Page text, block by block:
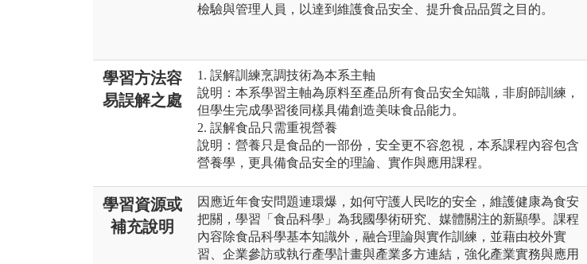
檢驗與管理人員，以達到維護食品安全、提升食品品質之目的。
學習方法容
易誤解之處
1. 誤解訓練烹調技術為本系主軸
說明：本系學習主軸為原料至產品所有食品安全知識，非廚師訓練，
但學生完成學習後同樣具備創造美味食品能力。
2. 誤解食品只需重視營養
說明：營養只是食品的一部份，安全更不容忽視，本系課程內容包含
營養學，更具備食品安全的理論、實作與應用課程。
學習資源或
補充說明
因應近年食安問題連環爆，如何守護人民吃的安全，維護健康為食安
把關，學習「食品科學」為我國學術研究、媒體關注的新顯學。課程
內容除食品科學基本知識外，融合理論與實作訓練，並藉由校外實
習、企業參訪或執行產學計畫與產業多方連結，強化產業實務與應用